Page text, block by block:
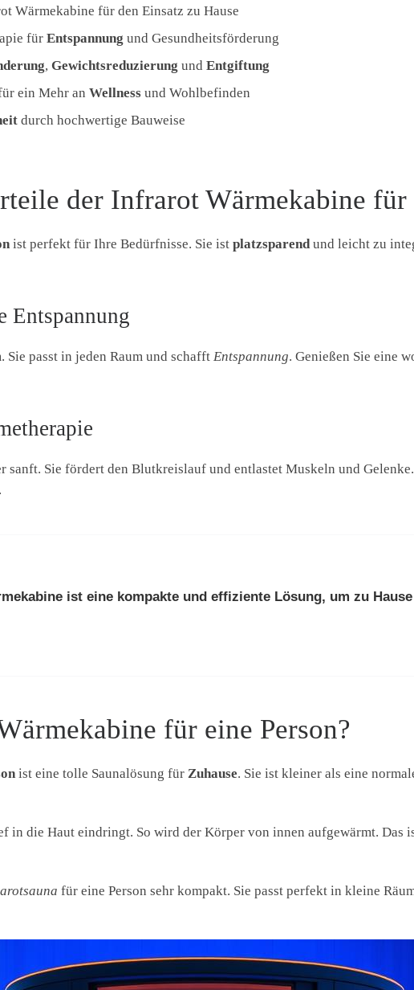
Wärmekabine für den Einsatz zu Hause
für Entspannung und Gesundheitsförderung
, Gewichtsreduzierung und Entgiftung
ein Mehr an Wellness und Wohlbefinden
durch hochwertige Bauweise
der Infrarot Wärmekabine für
ist perfekt für Ihre Bedürfnisse. Sie ist platzsparendund leicht zu
Entspannung
passt in jeden Raum und schafft Entspannung. Genießen Sie eine
sanft. Sie fördert den Blutkreislauf und entlastet Muskeln und
ist eine kompakte und effiziente Lösung, um zu
für eine Person?
ist eine tolle Saunalösung für Zuhause. Sie ist kleiner als eine
in die Haut eindringt. So wird der Körper von innen aufgewärmt. Das
für eine Person sehr kompakt. Sie passt perfekt in kleine